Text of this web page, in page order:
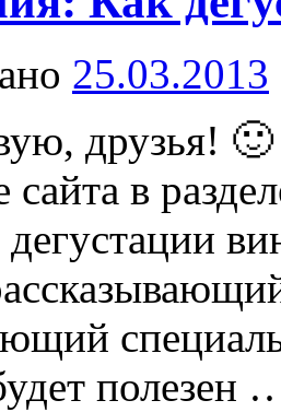
25.03.2013
друзья!
сайта в
полезен